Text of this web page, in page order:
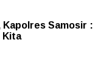
Kapolres Samosir :
Kita